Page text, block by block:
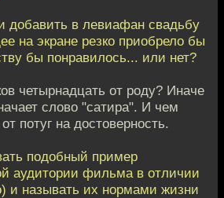
добавить в левиафан свадьбу
на экране резко приобрело бы
бы понравилось... или нет?
четырнадцать от роду? Иначе
слово "сатира". И чем
потуг на достоверность.
подобный пример
аудитории фильма в отличии
и называть их нормами жизни